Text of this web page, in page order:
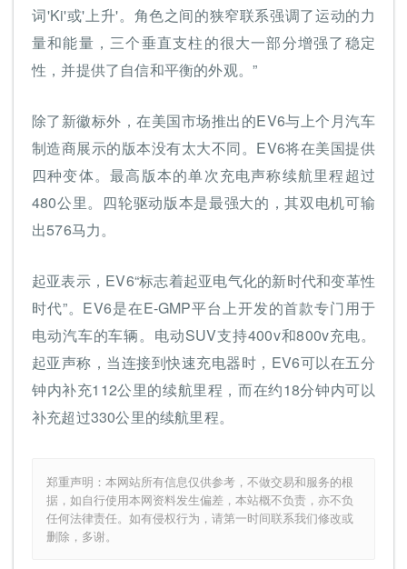
词'Ki'或'上升'。角色之间的狭窄联系强调了运动的力
量和能量，三个垂直支柱的很大一部分增强了稳定
性，并提供了自信和平衡的外观。”
除了新徽标外，在美国市场推出的EV6与上个月汽车
制造商展示的版本没有太大不同。EV6将在美国提供
四种变体。最高版本的单次充电声称续航里程超过
480公里。四轮驱动版本是最强大的，其双电机可输
出576马力。
起亚表示，EV6“标志着起亚电气化的新时代和变革性
时代”。EV6是在E-GMP平台上开发的首款专门用于
电动汽车的车辆。电动SUV支持400v和800v充电。
起亚声称，当连接到快速充电器时，EV6可以在五分
钟内补充112公里的续航里程，而在约18分钟内可以
补充超过330公里的续航里程。
郑重声明：本网站所有信息仅供参考，不做交易和服务的根
据，如自行使用本网资料发生偏差，本站概不负责，亦不负
任何法律责任。如有侵权行为，请第一时间联系我们修改或
删除，多谢。